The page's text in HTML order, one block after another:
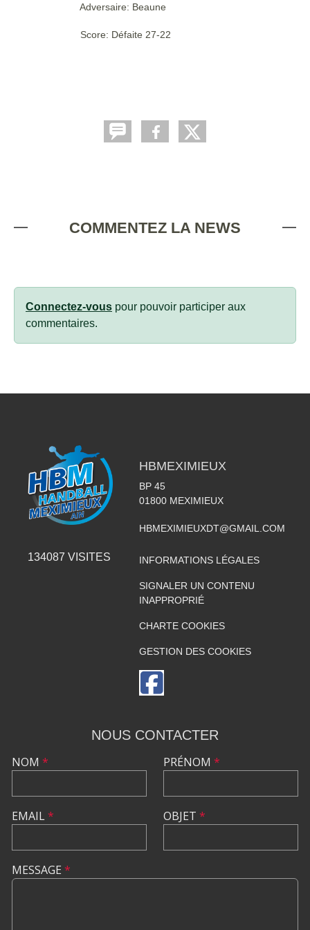
Adversaire: Beaune
Score: Défaite 27-22
COMMENTEZ LA NEWS
Connectez-vous pour pouvoir participer aux
commentaires.
134087 VISITES
HBMEXIMIEUX
BP 45
01800 MEXIMIEUX
HBMEXIMIEUXDT@GMAIL.COM
INFORMATIONS LÉGALES
SIGNALER UN CONTENU
INAPPROPRIÉ
CHARTE COOKIES
GESTION DES COOKIES
NOUS CONTACTER
NOM *
EMAIL*
PRÉNOM *
OBJET *
MESSAGE *